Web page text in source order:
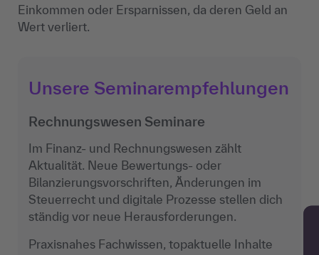
Einkommen oder Ersparnissen, da deren Geld an
Wert verliert.
Unsere Seminarempfehlungen
Rechnungswesen Seminare
Im Finanz- und Rechnungswesen zählt
Aktualität. Neue Bewertungs- oder
Bilanzierungsvorschriften, Änderungen im
Steuerrecht und digitale Prozesse stellen dich
ständig vor neue Herausforderungen.
Praxisnahes Fachwissen, topaktuelle Inhalte